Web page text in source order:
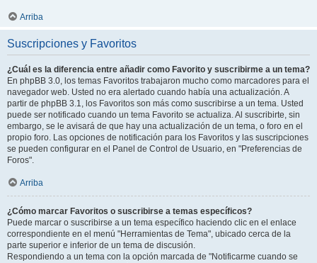
Arriba
Suscripciones y Favoritos
¿Cuál es la diferencia entre añadir como Favorito y suscribirme a un tema?
En phpBB 3.0, los temas Favoritos trabajaron mucho como marcadores para el
navegador web. Usted no era alertado cuando había una actualización. A
partir de phpBB 3.1, los Favoritos son más como suscribirse a un tema. Usted
puede ser notificado cuando un tema Favorito se actualiza. Al suscribirte, sin
embargo, se le avisará de que hay una actualización de un tema, o foro en el
propio foro. Las opciones de notificación para los Favoritos y las suscripciones
se pueden configurar en el Panel de Control de Usuario, en "Preferencias de
Foros".
Arriba
¿Cómo marcar Favoritos o suscribirse a temas específicos?
Puede marcar o suscribirse a un tema específico haciendo clic en el enlace
correspondiente en el menú "Herramientas de Tema", ubicado cerca de la
parte superior e inferior de un tema de discusión.
Respondiendo a un tema con la opción marcada de "Notificarme cuando se